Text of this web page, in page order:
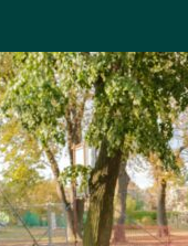
• SOINS